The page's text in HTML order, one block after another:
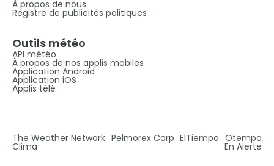
À propos de nous
Registre de publicités politiques
Outils météo
API météo
À propos de nos applis mobiles
Application Android
Application iOS
Applis télé
The Weather Network Pelmorex Corp ElTiempo Otempo
Clima En Alerte